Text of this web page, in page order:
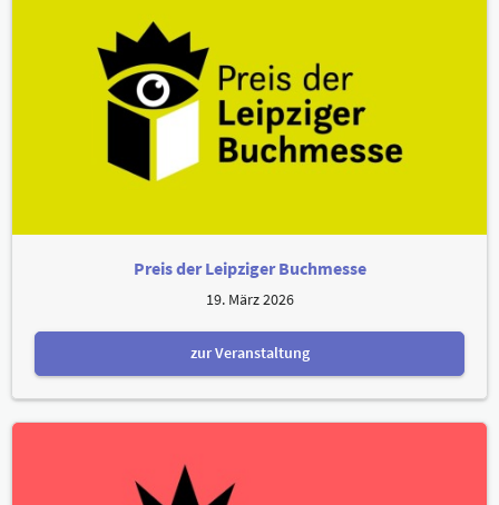
Preis der Leipziger Buchmesse
19. März 2026
zur Veranstaltung